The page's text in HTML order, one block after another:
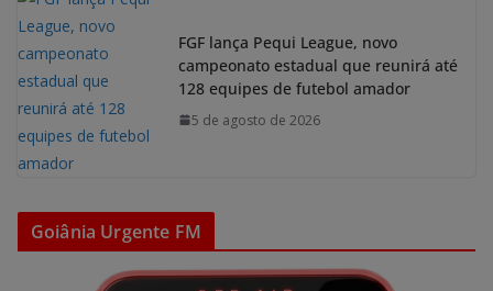
FGF lança Pequi League, novo
campeonato estadual que reunirá até
128 equipes de futebol amador
5 de agosto de 2026
Goiânia Urgente FM